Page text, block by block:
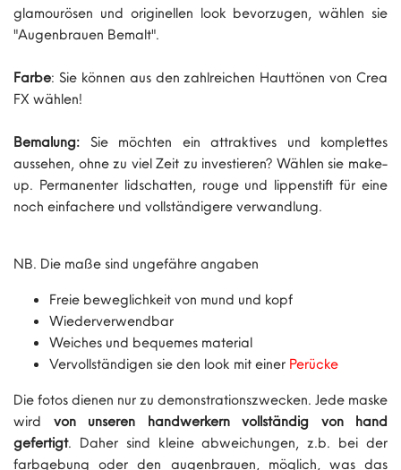
glamourösen und originellen look bevorzugen, wählen sie
"Augenbrauen Bemalt".
Farbe: Sie können aus den zahlreichen Hauttönen von Crea
FX wählen!
Bemalung: Sie möchten ein attraktives und komplettes
aussehen, ohne zu viel Zeit zu investieren? Wählen sie make-
up. Permanenter lidschatten, rouge und lippenstift für eine
noch einfachere und vollständigere verwandlung.
NB. Die maße sind ungefähre angaben
Freie beweglichkeit von mund und kopf
Wiederverwendbar
Weiches und bequemes material
Vervollständigen sie den look mit einer Perücke
Die fotos dienen nur zu demonstrationszwecken. Jede maske
wird von unseren handwerkern vollständig von hand
gefertigt. Daher sind kleine abweichungen, z.b. bei der
farbgebung oder den augenbrauen, möglich, was das